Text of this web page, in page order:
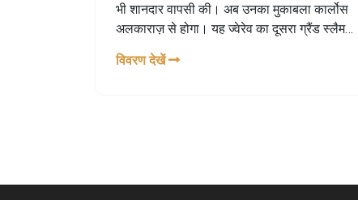
भी शानदार वापसी की। अब उनका मुकाबला कार्लोस
अलकाराज़ से होगा। यह ज्वेरेव का दूसरा ग्रैंड स्लैम
विवरण देखें